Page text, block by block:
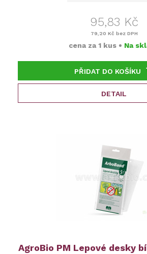
95,83 Kč
79,20 Kč bez DPH
cena za 1 kus • Na
PŘIDAT DO KOŠÍKU
DETAIL
AgroBio PM Lepové desky